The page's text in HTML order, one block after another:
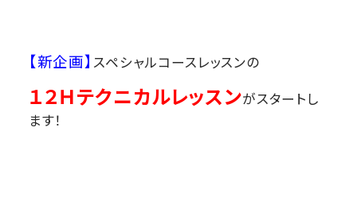
【新企画】 スペシャルコースレッスンの
１２Ｈテクニカルレッスンがスタートし
ます！